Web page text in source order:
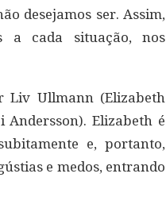
desejamos ser. Assim,
a cada situação, nos
Liv Ullmann (Elizabeth
Elizabeth é
e, portanto,
e medos, entrando